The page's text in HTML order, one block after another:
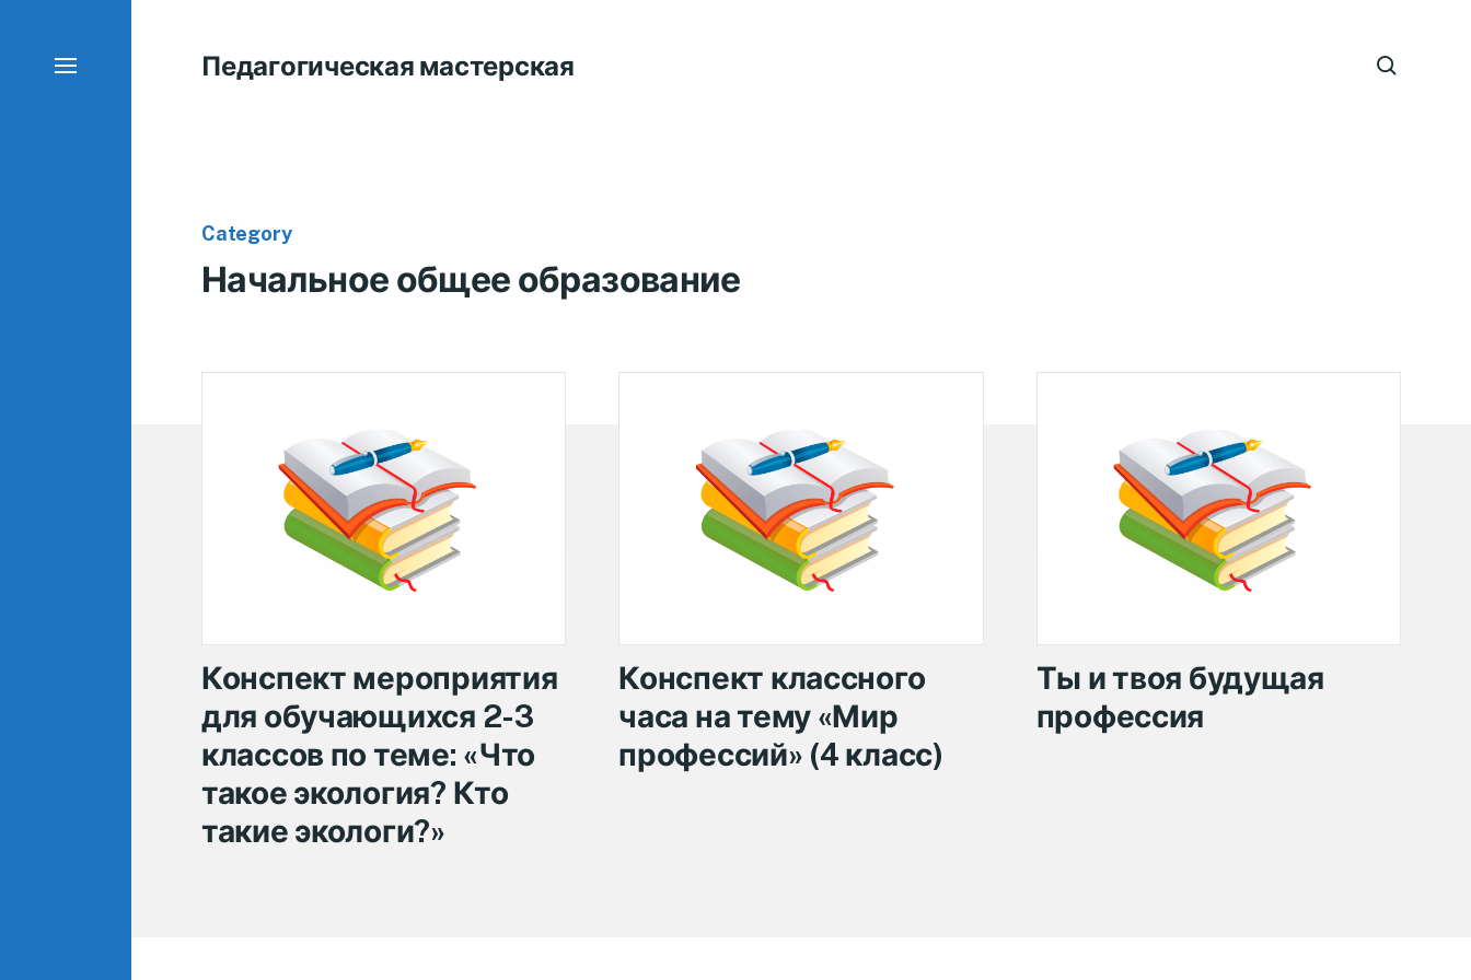
Педагогическая мастерская
Category
Начальное общее образование
Конспект мероприятия
для обучающихся 2-3
классов по теме: «Что
такое экология? Кто
такие экологи?»
Конспект классного
часа на тему «Мир
профессий» (4 класс)
Ты и твоя будущая
профессия